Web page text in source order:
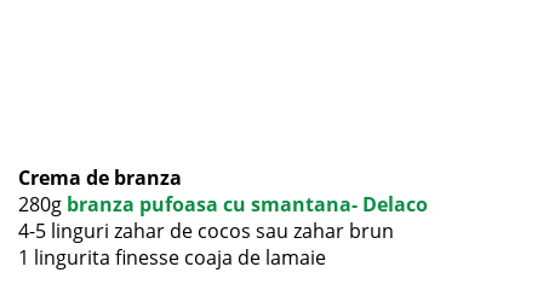
Crema de branza
280g branza pufoasa cu smantana- Delaco
4-5 linguri zahar de cocos sau zahar brun
1 lingurita finesse coaja de lamaie